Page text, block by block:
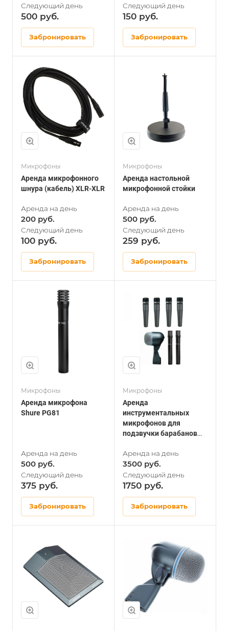
500
Забронировать
150
Забронировать
Микрофоны
Аренда микрофонного
шнура (кабель) XLR-XLR
200
100
Забронировать
Микрофоны
Аренда настольной
микрофонной стойки
500
259
Забронировать
Микрофоны
Аренда микрофона
Shure PG81
500
375
Забронировать
Микрофоны
Аренда
инструментальных
микрофонов для
подзвучки барабанов
3500
1750
Забронировать